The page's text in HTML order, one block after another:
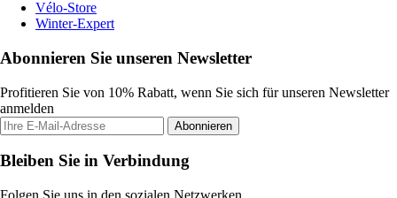
Vélo-Store
Winter-Expert
Abonnieren Sie unseren Newsletter
Profitieren Sie von 10% Rabatt, wenn Sie sich für unseren Newsletter
anmelden
Abonnieren
Bleiben Sie in Verbindung
Folgen Sie uns in den sozialen Netzwerken